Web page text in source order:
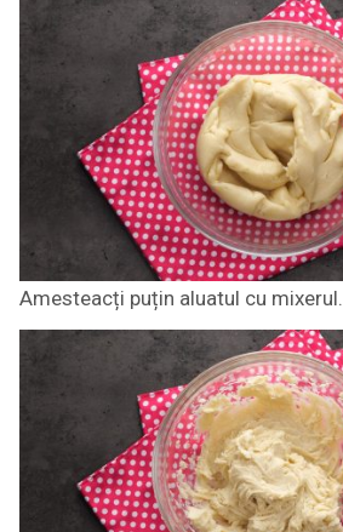
Amesteacți puțin aluatul cu mixerul.